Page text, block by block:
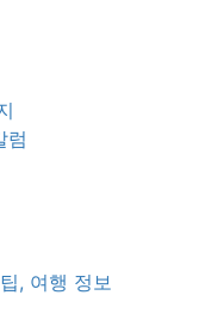
럼
, 여행 정보